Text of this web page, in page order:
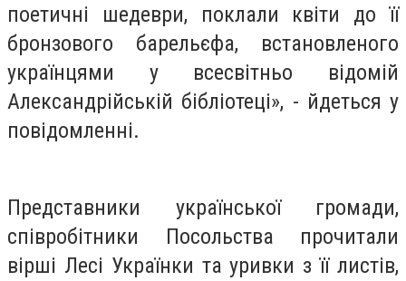
поетичні шедеври, поклали квіти до її
бронзового барельєфа, встановленого
українцями у всесвітньо відомій
Александрійській бібліотеці», - йдеться у
повідомленні.
Представники української громади,
співробітники Посольства прочитали
вірші Лесі Українки та уривки з її листів,